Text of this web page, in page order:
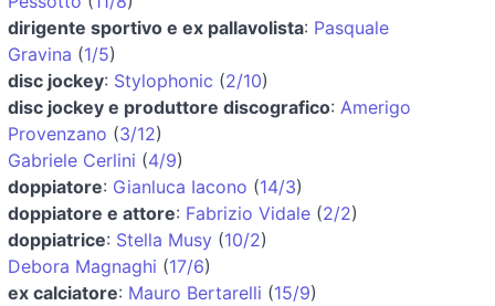
dirigente sportivo e ex pallavolista: Pasquale
Gravina (1/5)
disc jockey: Stylophonic (2/10)
disc jockey e produttore discografico: Amerigo
Provenzano (3/12)
Gabriele Cerlini (4/9)
doppiatore: Gianluca Iacono (14/3)
doppiatore e attore: Fabrizio Vidale (2/2)
doppiatrice: Stella Musy (10/2)
Debora Magnaghi (17/6)
ex calciatore: Mauro Bertarelli (15/9)